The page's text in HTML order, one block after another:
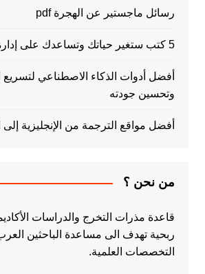
رسائل ماجستير عن الهجرة pdf
5 كتب ستغير حياتك وتساعدك على إدارة وقتك بفعالية
أفضل أدوات الذكاء الاصطناعي لتسريع
وتحسين جودته
أفضل مواقع الترجمة من الإنجليزية إلى
من نحن ؟
ربحية تهدف الى مساعدة الباحثين
التخصصات العلمية.